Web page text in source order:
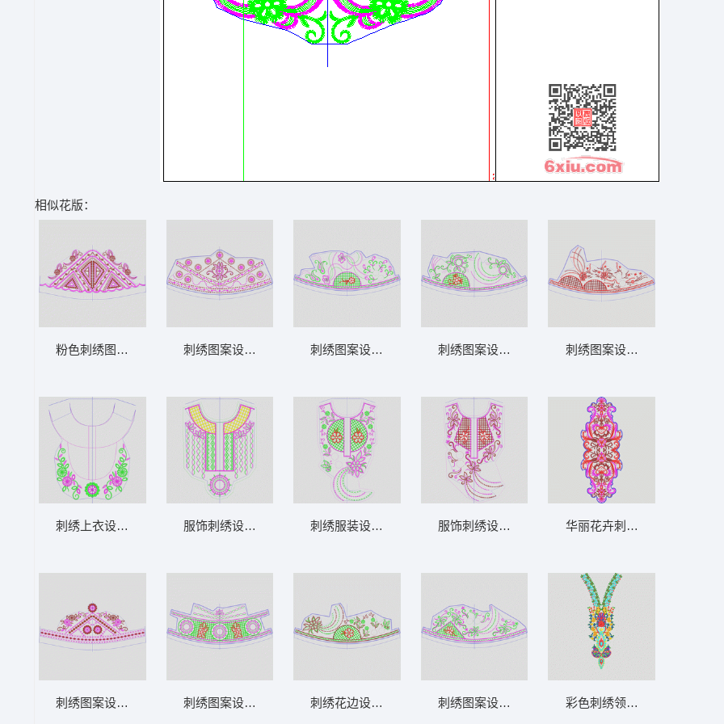
相似花版：
粉色刺绣图案设计图 领 衣边下摆 中东阿拉
刺绣上衣设计图 领 衣边下摆 中东阿拉伯 泰
刺绣图案设计图 领 衣边下摆 中东阿拉伯 泰
刺绣图案设计图 领 衣边下摆 中东阿拉伯 泰
服饰刺绣设计图 领 衣边下摆 中东阿拉伯 泰
刺绣图案设计图 领 衣边下摆 中东阿拉伯 泰
刺绣图案设计图 领 衣边下摆 中东阿拉伯 泰
刺绣服装设计图 领 衣边下摆 中东阿拉伯 泰
刺绣花边设计图 领 衣边下摆 中东阿拉伯 泰
刺绣图案设计图 领 衣边下摆 中东阿拉伯 泰
服饰刺绣设计图 领 衣边下摆 中东阿拉伯 泰
刺绣图案设计图 领 衣边下摆 中东阿拉伯 泰
刺绣图案设计图 领 衣边下摆
华丽花卉刺绣图案 领 衣边下
彩色刺绣领口装饰图案 领 衣